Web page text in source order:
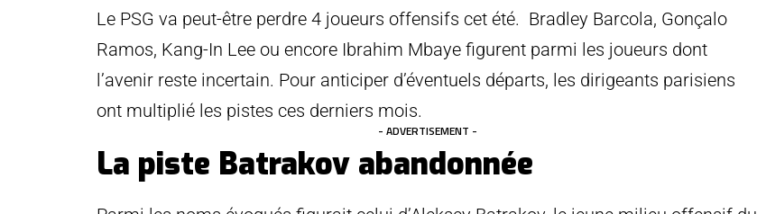
Le PSG va peut-être perdre 4 joueurs offensifs cet été. Bradley Barcola, Gonçalo
Ramos, Kang-In Lee ou encore Ibrahim Mbaye figurent parmi les joueurs dont
l’avenir reste incertain. Pour anticiper d’éventuels départs, les dirigeants parisiens
ont multiplié les pistes ces derniers mois.
- ADVERTISEMENT -
La piste Batrakov abandonnée